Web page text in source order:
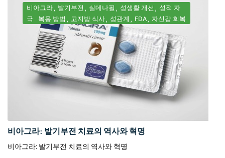
비아그라 발기부전 실데나필 성생활 개선
성적 자
극
복용 방법 고지방 식사 성관계 FDA 자신감 회복
비아그라: 발기부전 치료의 역사와 혁명
비아그라: 발기부전 치료의 역사와 혁명